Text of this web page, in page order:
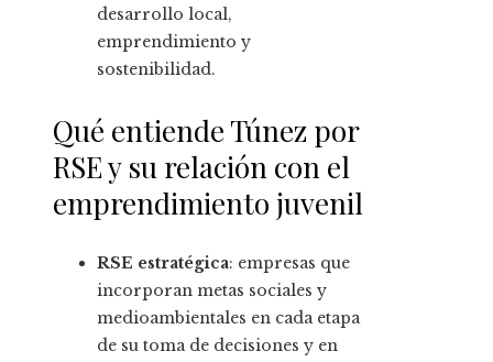
desarrollo local,
emprendimiento y
sostenibilidad.
Qué entiende Túnez por
RSE y su relación con el
emprendimiento juvenil
RSE estratégica: empresas que
incorporan metas sociales y
medioambientales en cada etapa
de su toma de decisiones y en